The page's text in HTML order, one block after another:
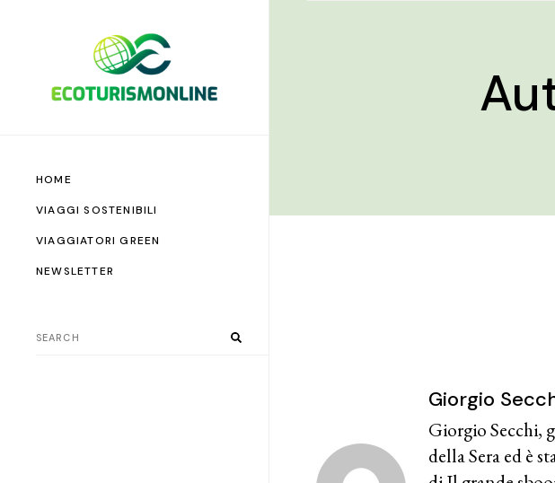
HOME
VIAGGI SOSTENIBILI
VIAGGIATORI GREEN
NEWSLETTER
Giorgio
Giorgio Secchi,
della Sera ed è